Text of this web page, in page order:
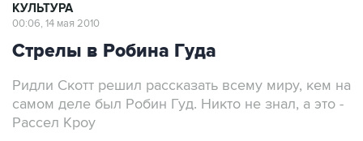
КУЛЬТУРА
00:06, 14 мая 2010
Стрелы в Робина Гуда
Ридли Скотт решил рассказать всему миру, кем на
самом деле был Робин Гуд. Никто не знал, а это -
Рассел Кроу